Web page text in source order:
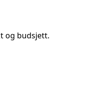
og budsjett.